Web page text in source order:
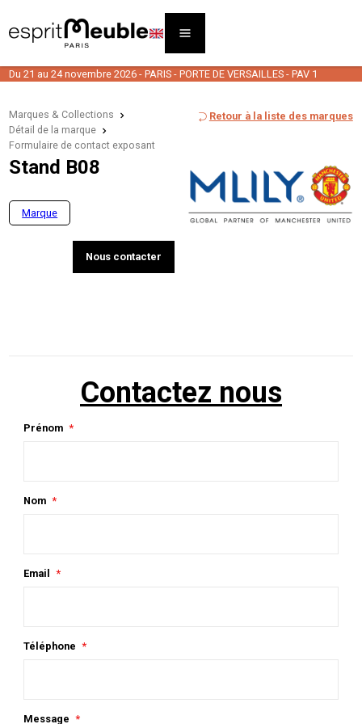
Du 21 au 24 novembre 2026 - PARIS - PORTE DE VERSAILLES - PAV 1
Marques & Collections
Détail de la marque
Formulaire de contact exposant
Retour à la liste des marques
Stand B08
Marque
Nous contacter
Contactez nous
Prénom
Nom
Email
Téléphone
Message